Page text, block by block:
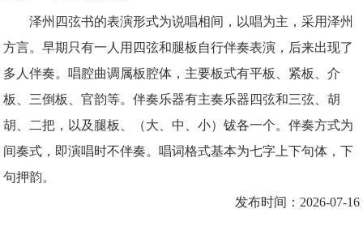
泽州四弦书的表演形式为说唱相间，以唱为主，采用泽州
方言。早期只有一人用四弦和腿板自行伴奏表演，后来出现了
多人伴奏。唱腔曲调属板腔体，主要板式有平板、紧板、介
板、三倒板、官韵等。伴奏乐器有主奏乐器四弦和三弦、胡
胡、二把，以及腿板、（大、中、小）钹各一个。伴奏方式为
间奏式，即演唱时不伴奏。唱词格式基本为七字上下句体，下
句押韵。
发布时间：2026-07-16